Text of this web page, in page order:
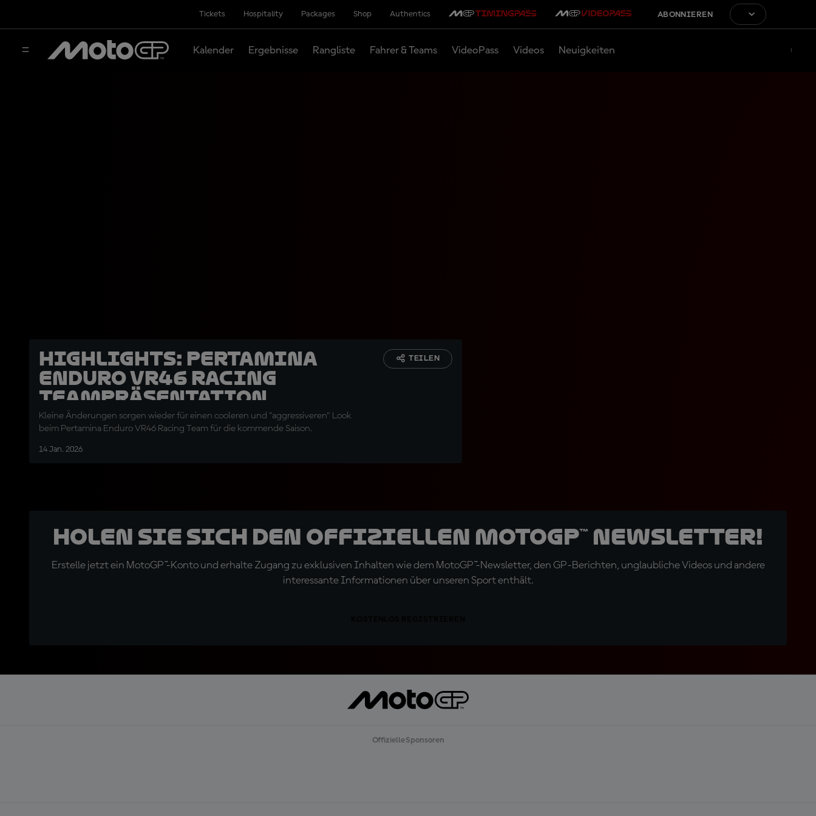
Tickets Hospitality Packages Shop Authentics ABONNIEREN
Kalender Ergebnisse Rangliste Fahrer & Teams VideoPass Videos Neuigkeiten
HIGHLIGHTS: Pertamina
Enduro VR46 Racing
Teampräsentation
Kleine Änderungen sorgen wieder für einen cooleren und "aggressiveren" Look
beim Pertamina Enduro VR46 Racing Team für die kommende Saison.
14 Jan. 2026
TEILEN
Holen Sie sich den offiziellen MotoGP™ Newsletter!
Erstelle jetzt ein MotoGP™-Konto und erhalte Zugang zu exklusiven Inhalten wie dem MotoGP™-Newsletter, den GP-Berichten, unglaubliche Videos und andere
interessante Informationen über unseren Sport enthält.
Offizielle Sponsoren